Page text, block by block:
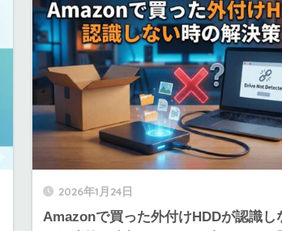
2026年1月24日
Amazonで買った外付けHDDが認識し